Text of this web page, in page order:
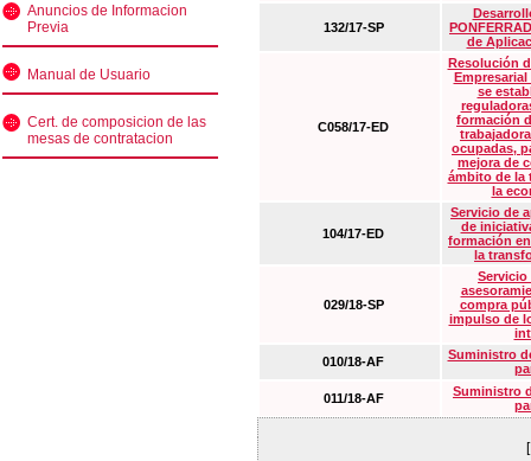
Anuncios de Informacion
Previa
Manual de Usuario
Cert. de composicion de las
mesas de contratacion
132/17-SP
de
C058/17-ED
Resolución
Empresarial
se
formación
ocupadas,
mejora de
ámbito de la
la
104/17-ED
Servicio de
de
formación
la
029/18-SP
Servicio
compra
impulso de
010/18-AF
Suministro
011/18-AF
Suministro